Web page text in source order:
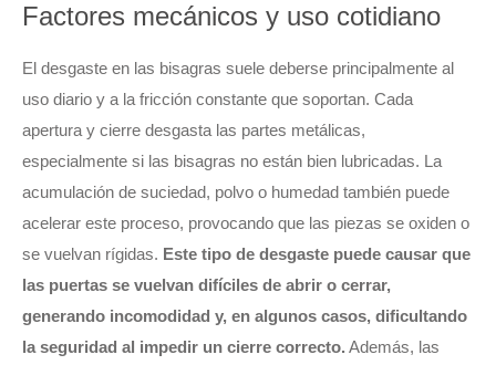
Factores mecánicos y uso cotidiano
El desgaste en las bisagras suele deberse principalmente al
uso diario y a la fricción constante que soportan. Cada
apertura y cierre desgasta las partes metálicas,
especialmente si las bisagras no están bien lubricadas. La
acumulación de suciedad, polvo o humedad también puede
acelerar este proceso, provocando que las piezas se oxiden o
se vuelvan rígidas. Este tipo de desgaste puede causar que
las puertas se vuelvan difíciles de abrir o cerrar,
generando incomodidad y, en algunos casos, dificultando
la seguridad al impedir un cierre correcto. Además, las